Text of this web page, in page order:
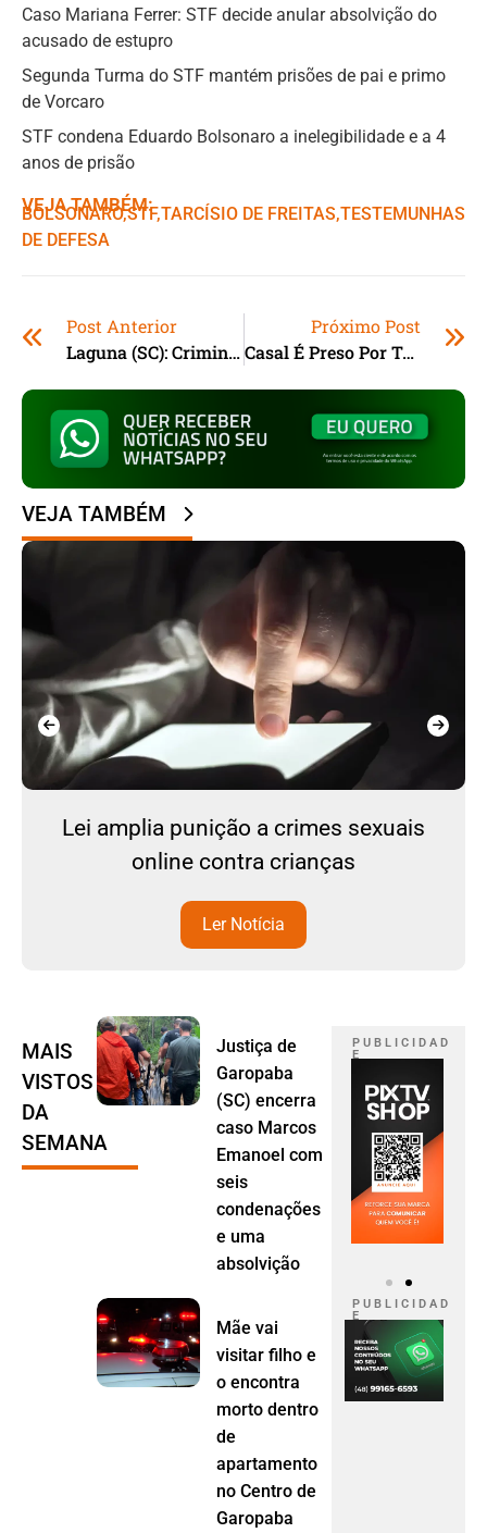
Caso Mariana Ferrer: STF decide anular absolvição do
acusado de estupro
Segunda Turma do STF mantém prisões de pai e primo
de Vorcaro
STF condena Eduardo Bolsonaro a inelegibilidade e a 4
anos de prisão
VEJA TAMBÉM:
BOLSONARO,ㅤSTF,ㅤTARCÍSIO DE FREITAS,ㅤTESTEMUNHAS
DE DEFESA
Post Anterior
Laguna (SC): Criminoso Furta Carteira De Carro E Tenta Usar Cartão Da Vítima Em Açougue
Próximo Post
Casal É Preso Por Tráfico Em Tubarão (SC); PM Encontra Dinheiro Nos Seios De Suspeita
VEJA TAMBÉM
Lei amplia punição a crimes sexuais
online contra crianças
Ler Notícia
MAIS
VISTOS
DA
SEMANA
Justiça de
Garopaba
(SC) encerra
caso Marcos
Emanoel com
seis
condenações
e uma
absolvição
Mãe vai
visitar filho e
o encontra
morto dentro
de
apartamento
no Centro de
Garopaba
P U B L I C I D A D
E
P U B L I C I D A D
E